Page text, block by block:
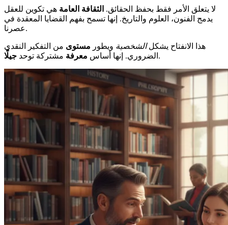
لا يتعلق الأمر فقط بحفظ الحقائق. الثقافة العامة هي تكوين للعقل
يدمج الفنون، العلوم والتاريخ. إنها تسمح بفهم القضايا المعقدة في
عصرنا.
هذا الانفتاح يشكلالشخصية ويطور مستوى من التفكير النقدي
الضروري. إنها أساس معرفة مشتركة توحد جيلًا .